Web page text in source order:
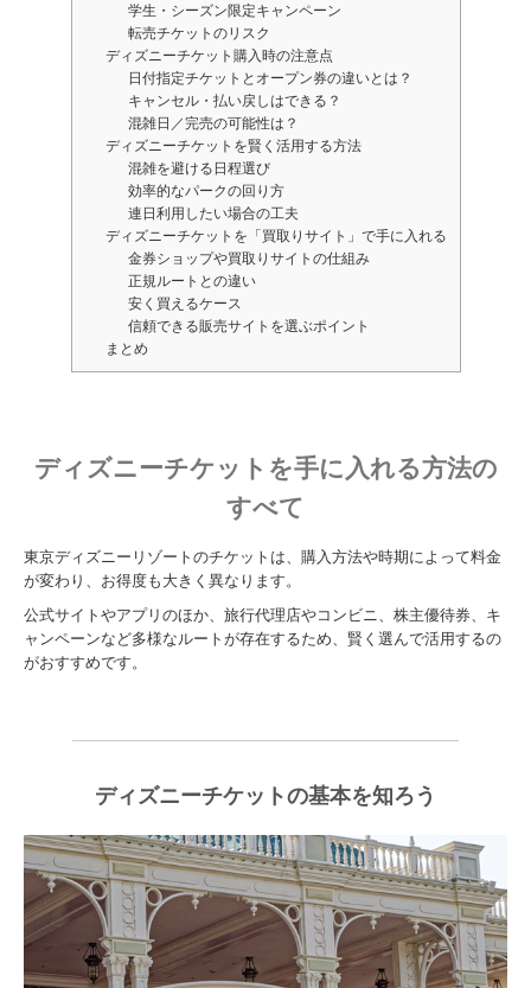
学生・シーズン限定キャンペーン
転売チケットのリスク
ディズニーチケット購入時の注意点
日付指定チケットとオープン券の違いとは？
キャンセル・払い戻しはできる？
混雑日／完売の可能性は？
ディズニーチケットを賢く活用する方法
混雑を避ける日程選び
効率的なパークの回り方
連日利用したい場合の工夫
ディズニーチケットを「買取りサイト」で手に入れる
金券ショップや買取りサイトの仕組み
正規ルートとの違い
安く買えるケース
信頼できる販売サイトを選ぶポイント
まとめ
ディズニーチケットを手に入れる方法の
すべて
東京ディズニーリゾートのチケットは、購入方法や時期によって料金
が変わり、お得度も大きく異なります。
公式サイトやアプリのほか、旅行代理店やコンビニ、株主優待券、キ
ャンペーンなど多様なルートが存在するため、賢く選んで活用するの
がおすすめです。
ディズニーチケットの基本を知ろう